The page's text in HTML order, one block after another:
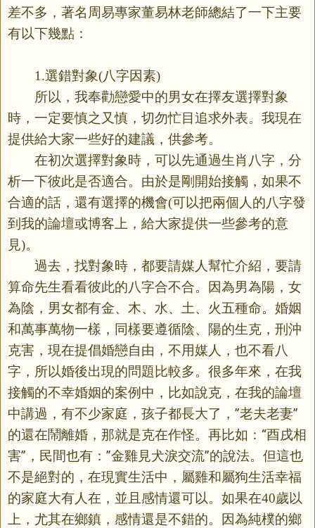
差不多，著名周易專家董易林老師總結了一下主要
有以下幾點：
1.選錯對象(八字因素)
所以，我奉勸戀愛中的男女在擇友選擇對象
時，一定要慎之又慎，切勿忙目追求外表。我現在
提供給大家一些好的建議，供參考。
在初次選擇對象時，可以先通過生肖八字，分
析一下彼此是否適合。由於是剛開始接觸，如果不
合適的話，還有選擇的機會(可以把兩個人的八字發
到我的論壇或博客上，給大家提供一些參考的意
見)。
過去，找對象時，都要請媒人幫忙介紹，要請
算命先生看看彼此的八字合不合。因為男為陽，女
為陰，男女都有金、木、水、土、火五種命。婚姻
和萬事萬物一樣，同樣要遵循陰、陽的生克，刑沖
克害，現在提倡婚戀自由，不用媒人，也不看八
字，所以婚後出現的問題比較多。很多年來，在我
接觸的不幸婚姻的案例中，比如說克，在我的論壇
中講過，有不少家庭，孩子都長大了，”老夫老妻”
的還在鬧離婚，那就是克在作怪。再比如：“酉戌相
害”，民間也有：”金雞見犬淚交流”的說法。但這也
不是絕對的，在現實生活中，屬雞和屬狗生活幸福
的家庭大有人在，並且感情還可以。如果在40歲以
上，尤其在鄉鎮，感情還是不錯的。因為純樸的鄉